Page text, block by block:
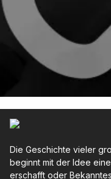
Die Geschichte vieler
beginnt mit der Idee
erschafft oder